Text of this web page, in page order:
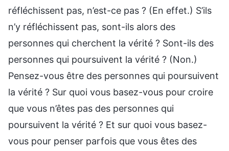
réfléchissent pas, n’est-ce pas ? (En effet.) S’ils
n’y réfléchissent pas, sont-ils alors des
personnes qui cherchent la vérité ? Sont-ils des
personnes qui poursuivent la vérité ? (Non.)
Pensez-vous être des personnes qui poursuivent
la vérité ? Sur quoi vous basez-vous pour croire
que vous n’êtes pas des personnes qui
poursuivent la vérité ? Et sur quoi vous basez-
vous pour penser parfois que vous êtes des